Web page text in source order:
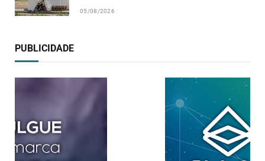
05/08/2026
PUBLICIDADE